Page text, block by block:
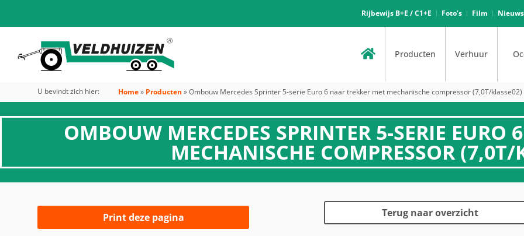
Rijbewijs B+E / C1+E Foto’s Film Nieuws
Producten Verhuur
U bevindt zich hier: Home» Producten »Ombouw Mercedes Sprinter 5-serie Euro 6 naar trekker met mechanische compressor (7,0T/klasse02)
OMBOUW MERCEDES SPRINTER 5-SERIE EURO
MECHANISCHE COMPRESSOR (7,0T/
Print deze pagina Terug naar overzicht